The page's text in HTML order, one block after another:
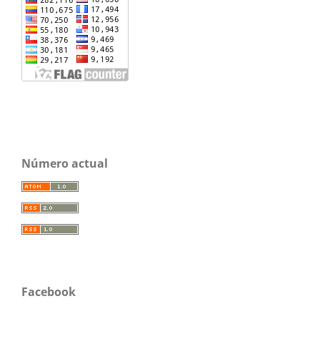
Número actual
Facebook